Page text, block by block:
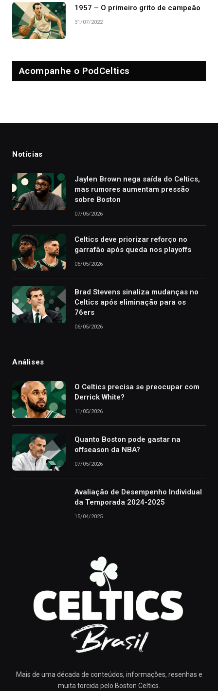
1957 – O primeiro grito de campeão
31/07/2022
Acompanhe o PodCeltics
Notícias
Jaylen Brown nega saída do Celtics,
mas rumores aumentam pressão
sobre Boston
07/05/2026
Celtics deve priorizar reforço no
garrafão após queda nos playoffs
06/05/2026
Brad Stevens sinaliza mudanças no
Celtics após eliminação para os
76ers
06/05/2026
Análises
O Celtics precisa se preocupar com
Derrick White?
11/05/2026
Quanto Boston pode gastar na
offseason da NBA?
07/05/2026
Avaliação de Desempenho Individual
da Temporada 2024-2025
15/04/2025
Mais de uma década de conteúdos, informações, resenhas e
muita torcida pelo Boston Celtics.